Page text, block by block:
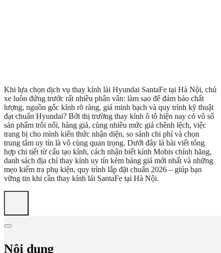
Khi lựa chọn dịch vụ thay kính lái Hyundai SantaFe tại Hà Nội, chủ
xe luôn đứng trước rất nhiều phân vân: làm sao để đảm bảo chất
lượng, nguồn gốc kính rõ ràng, giá minh bạch và quy trình kỹ thuật
đạt chuẩn Hyundai? Bởi thị trường thay kính ô tô hiện nay có vô số
sản phẩm trôi nổi, hàng giả, cùng nhiều mức giá chênh lệch, việc
trang bị cho mình kiến thức nhận diện, so sánh chi phí và chọn
trung tâm uy tín là vô cùng quan trọng. Dưới đây là bài viết tổng
hợp chi tiết từ cấu tạo kính, cách nhận biết kính Mobis chính hãng,
danh sách địa chỉ thay kính uy tín kèm bảng giá mới nhất và những
mẹo kiểm tra phụ kiện, quy trình lắp đặt chuẩn 2026 – giúp bạn
vững tin khi cần thay kính lái SantaFe tại Hà Nội.
Nội dung